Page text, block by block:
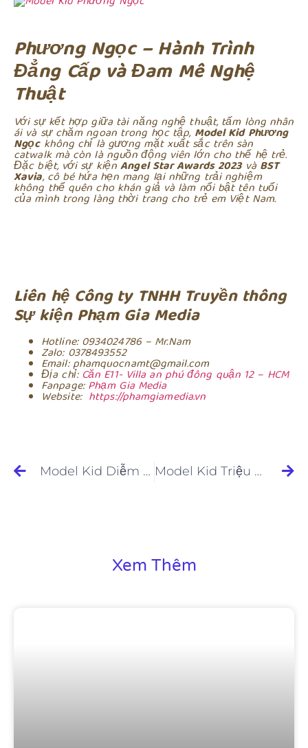
Phương Ngọc – Hành Trình
Đẳng Cấp và Đam Mê Nghệ
Thuật
Với sự kết hợp giữa tài năng nghệ thuật, tấm lòng nhân
ái và sự chăm ngoan trong học tập, Model Kid Phương
Ngọckhông chỉ là gương mặt xuất sắc trên sàn
catwalk mà còn là nguồn động viên lớn cho thế hệ trẻ.
Đặc biệt, với sự kiện Angel Star Awards 2023và BST
Xavia, cô bé hứa hẹn mang lại những trải nghiệm
không thể quên cho khán giả và làm nổi bật tên tuổi
của mình trong làng thời trang cho trẻ em Việt Nam.
Liên hệ Công ty TNHH Truyền thông
Sự kiện Phạm Gia Media
Hotline: 0934024786 – Mr.Nam
Zalo: 0378493552
Email: phamquocnamt@gmail.com
Địa chỉ: Căn E11- Villa an phú đông quận 12 – HCM
Fanpage: Phạm Gia Media
Website: https://phamgiamedia.vn
Model Kid Diễm Châu – Gương Mặt Đẹp Nổi Bật Tại Angel Star Awards 2023 Model Kid Triệu Vy – Vẻ Đẹp Ngọt Ngào và Đầy Triển Vọng trong BST Xavia tại Angel Star Awards 2023
Xem Thêm